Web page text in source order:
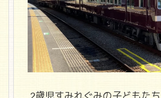
2歳児すみれぐみの子どもたち